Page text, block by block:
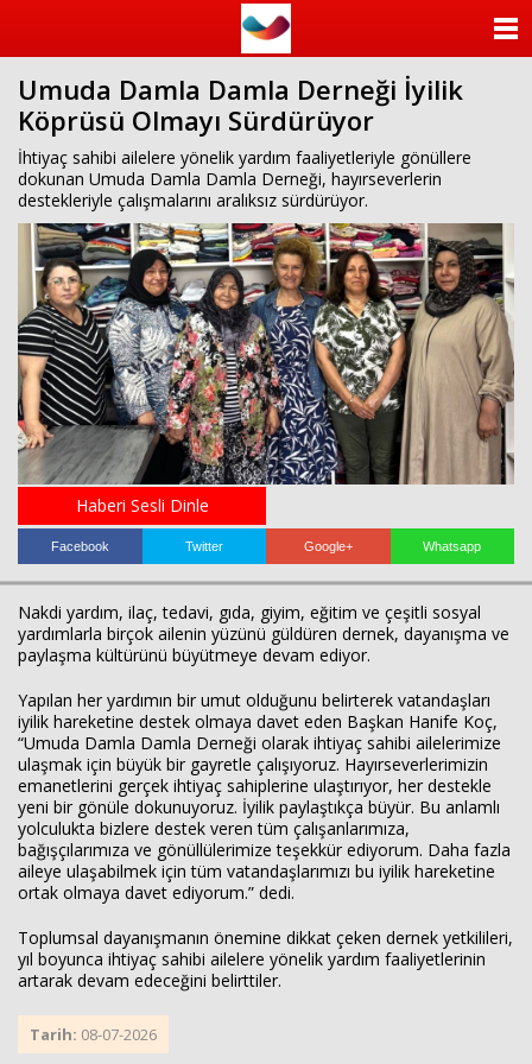
Umuda Damla Damla Derneği İyilik
Köprüsü Olmayı Sürdürüyor
İhtiyaç sahibi ailelere yönelik yardım faaliyetleriyle gönüllere
dokunan Umuda Damla Damla Derneği, hayırseverlerin
destekleriyle çalışmalarını aralıksız sürdürüyor.
Haberi Sesli Dinle
Facebook Twitter Google+ Whatsapp
Nakdi yardım, ilaç, tedavi, gıda, giyim, eğitim ve çeşitli sosyal
yardımlarla birçok ailenin yüzünü güldüren dernek, dayanışma ve
paylaşma kültürünü büyütmeye devam ediyor.
Yapılan her yardımın bir umut olduğunu belirterek vatandaşları
iyilik hareketine destek olmaya davet eden Başkan Hanife Koç,
“Umuda Damla Damla Derneği olarak ihtiyaç sahibi ailelerimize
ulaşmak için büyük bir gayretle çalışıyoruz. Hayırseverlerimizin
emanetlerini gerçek ihtiyaç sahiplerine ulaştırıyor, her destekle
yeni bir gönüle dokunuyoruz. İyilik paylaştıkça büyür. Bu anlamlı
yolculukta bizlere destek veren tüm çalışanlarımıza,
bağışçılarımıza ve gönüllülerimize teşekkür ediyorum. Daha fazla
aileye ulaşabilmek için tüm vatandaşlarımızı bu iyilik hareketine
ortak olmaya davet ediyorum.” dedi.
Toplumsal dayanışmanın önemine dikkat çeken dernek yetkilileri,
yıl boyunca ihtiyaç sahibi ailelere yönelik yardım faaliyetlerinin
artarak devam edeceğini belirttiler.
Tarih: 08-07-2026
KATEGORİLER
ANKETLER
FOTO GALERİ
VİDEO GALERİ
KÜNYE
İLETİŞİM